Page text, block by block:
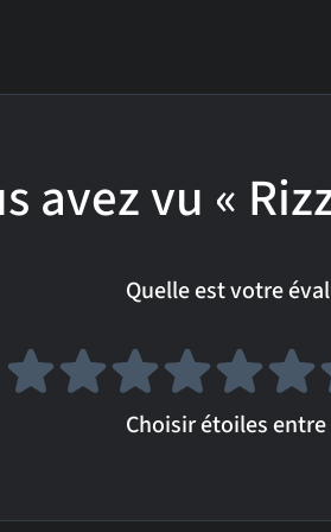
avez vu «
Quelle est votre
Choisir étoiles entre